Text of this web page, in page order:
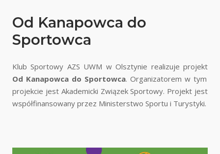
Od Kanapowca do
Sportowca
Klub Sportowy AZS UWM w Olsztynie realizuje projekt
Od Kanapowca do Sportowca. Organizatorem w tym
projekcie jest Akademicki Związek Sportowy. Projekt jest
współfinansowany przez Ministerstwo Sportu i Turystyki.